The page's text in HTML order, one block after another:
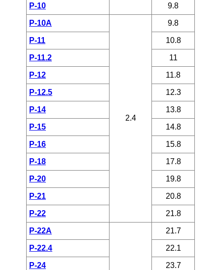
P-10 9.8
P-10A
2.4
9.8
P-11 10.8
P-11.2 11
P-12 11.8
P-12.5 12.3
P-14 13.8
P-15 14.8
P-16 15.8
P-18 17.8
P-20 19.8
P-21 20.8
P-22 21.8
P-22A 21.7
P-22.4 22.1
P-24 23.7